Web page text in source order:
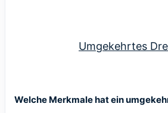
Umgekehrtes
Welche Merkmale hat ein